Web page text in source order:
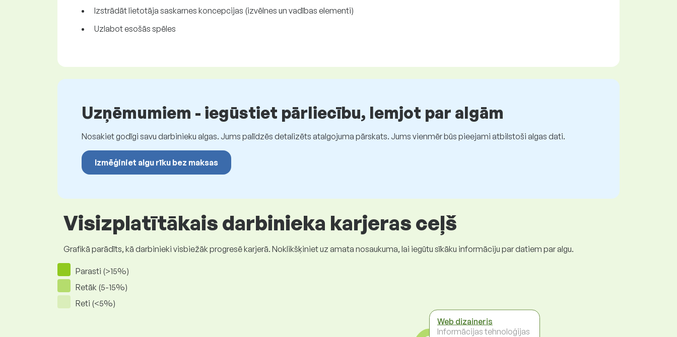
Izstrādāt lietotāja saskarnes koncepcijas (izvēlnes un vadības elementi)
Uzlabot esošās spēles
Uzņēmumiem - iegūstiet pārliecību, lemjot par algām
Nosakiet godīgi savu darbinieku algas. Jums palīdzēs detalizēts atalgojuma pārskats. Jums vienmēr būs pieejami atbilstoši algas dati.
Izmēģiniet algu rīku bez maksas
Visizplatītākais darbinieka karjeras ceļš
Grafikā parādīts, kā darbinieki visbiežāk progresē karjerā. Noklikšķiniet uz amata nosaukuma, lai iegūtu sīkāku informāciju par datiem par algu.
Parasti (>15%)
Retāk (5-15%)
Reti (<5%)
Web dizaineris
Informācijas tehnoloģijas